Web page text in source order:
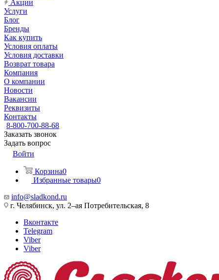
Акции
Услуги
Блог
Бренды
Как купить
Условия оплаты
Условия доставки
Возврат товара
Компания
О компании
Новости
Вакансии
Реквизиты
Контакты
8-800-700-88-68
Заказать звонок
Задать вопрос
Войти
Корзина0
Избранные товары0
info@sladkond.ru
г. Челябинск, ул. 2–ая Потребительская, 8
Вконтакте
Telegram
Viber
Viber